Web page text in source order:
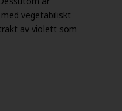
med vegetabiliskt
av violett som